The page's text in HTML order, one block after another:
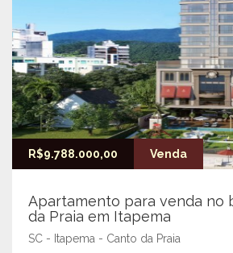
R$9.788.000,00 Venda
Apartamento para venda no
da Praia em Itapema
SC - Itapema - Canto da Praia